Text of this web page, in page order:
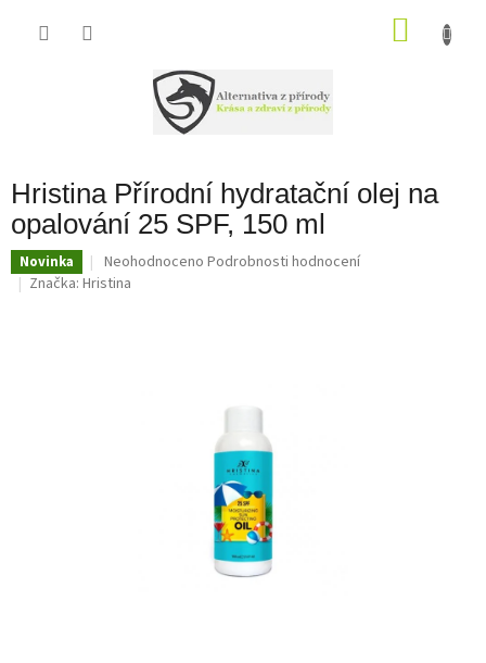
Hristina Přírodní hydratační olej na
opalování 25 SPF, 150 ml
Novinka
Průměrné
hodnocení
Neohodnoceno Podrobnosti hodnocení
Značka: Hristina